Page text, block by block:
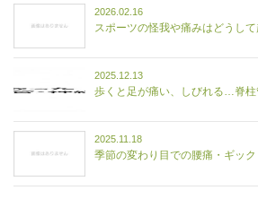
2026.02.16
スポーツの怪我や痛みはどうし
2025.12.13
歩くと足が痛い、しびれる…脊柱
2025.11.18
季節の変わり目での腰痛・ギッ